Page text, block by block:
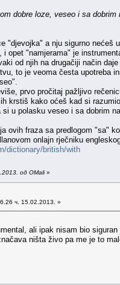
dobre loze, veseo i sa dobrim
"djevojka" a nju sigurno nećeš
opet "namjerama" je
od njih na drugačiji način
to je veoma česta upotreba
prvo pročitaj pažljivo
krstiš kako oćeš kad si
u polasku veseo i sa dobrim
ovih fraza sa predlogom "sa"
onlajn rječniku
dictionary/british/with
од OMali»
ч. 15.02.2013. »
ali ipak nisam bio
ništa živo pa me je to